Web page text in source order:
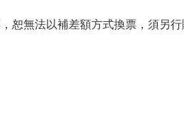
無法以補差額方式換票，須另行